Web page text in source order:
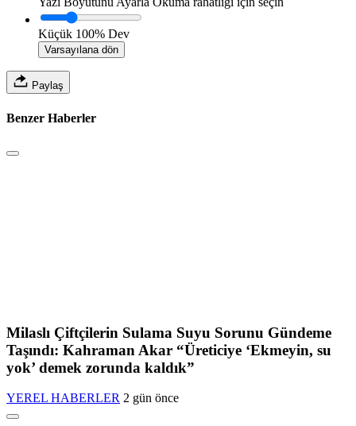
Küçük 100% Dev
Varsayılana dön
Paylaş
Benzer Haberler
Milaslı Çiftçilerin Sulama Suyu Sorunu Gündeme
Taşındı: Kahraman Akar “Üreticiye ‘Ekmeyin, su
yok’ demek zorunda kaldık”
YEREL HABERLER 2 gün önce